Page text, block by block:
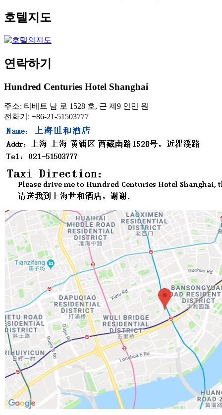
호텔지도
연락하기
Hundred Centuries Hotel Shanghai
주소: 티베트 남 로 1528 호, 근 제9 인민 원
전화기: +86-21-51503777